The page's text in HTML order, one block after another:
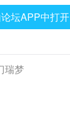
坛APP中打开
瑞梦